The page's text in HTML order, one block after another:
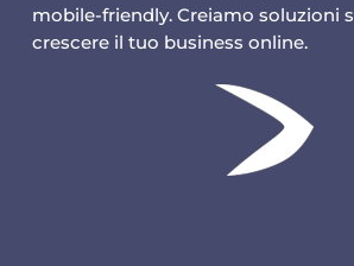
mobile-friendly. Creiamo soluzioni
crescere il tuo business online.